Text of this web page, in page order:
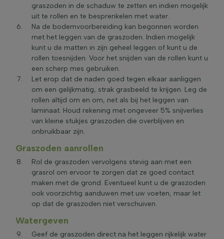
graszoden in de schaduw te zetten en indien mogelijk
uit te rollen en te besprenkelen met water.
Na de bodemvoorbereiding kan begonnen worden
met het leggen van de graszoden. Indien mogelijk
kunt u de matten in zijn geheel leggen of kunt u de
rollen toesnijden. Voor het snijden van de rollen kunt u
een scherp mes gebruiken.
Let erop dat de naden goed tegen elkaar aanliggen
om een gelijkmatig, strak grasbeeld te krijgen. Leg de
rollen altijd om en om, net als bij het leggen van
laminaat. Houd rekening met ongeveer 5% snijverlies
van kleine stukjes graszoden die overblijven en
onbruikbaar zijn.
Graszoden aanrollen
Rol de graszoden vervolgens stevig aan met een
grasrol om ervoor te zorgen dat ze goed contact
maken met de grond. Eventueel kunt u de graszoden
ook voorzichtig aanduwen met uw voeten, maar let
op dat de graszoden niet verschuiven.
Watergeven
Geef de graszoden direct na het leggen rijkelijk water